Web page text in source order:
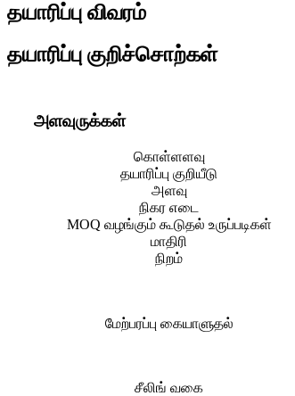
தயாரிப்பு விவரம்
தயாரிப்பு குறிச்சொற்கள்
அளவுருக்கள்
கொள்ளளவு
தயாரிப்பு குறியீடு
அளவு
நிகர எடை
MOQ வழங்கும் கூடுதல் உருப்படிகள்
மாதிரி
நிறம்
மேற்பரப்பு கையாளுதல்
சீலிங் வகை